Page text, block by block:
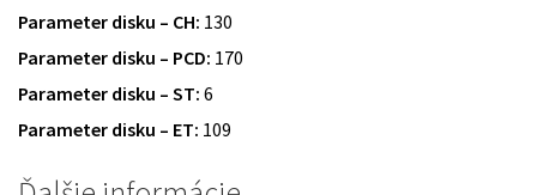
Parameter disku – CH: 130
Parameter disku – PCD: 170
Parameter disku – ST: 6
Parameter disku – ET: 109